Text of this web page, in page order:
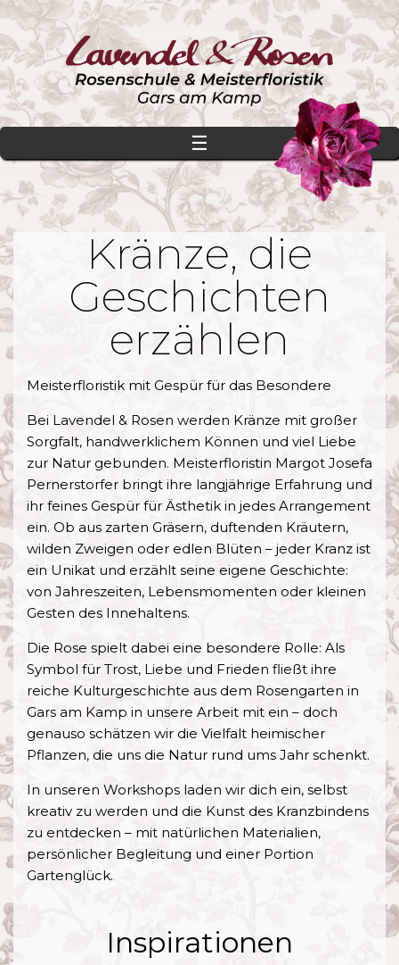
☰
Kränze, die
Geschichten
erzählen
Meisterfloristik mit Gespür für das Besondere
Bei Lavendel & Rosen werden Kränze mit großer
Sorgfalt, handwerklichem Können und viel Liebe
zur Natur gebunden. Meisterfloristin Margot Josefa
Pernerstorfer bringt ihre langjährige Erfahrung und
ihr feines Gespür für Ästhetik in jedes Arrangement
ein. Ob aus zarten Gräsern, duftenden Kräutern,
wilden Zweigen oder edlen Blüten – jeder Kranz ist
ein Unikat und erzählt seine eigene Geschichte:
von Jahreszeiten, Lebensmomenten oder kleinen
Gesten des Innehaltens.
Die Rose spielt dabei eine besondere Rolle: Als
Symbol für Trost, Liebe und Frieden fließt ihre
reiche Kulturgeschichte aus dem Rosengarten in
Gars am Kamp in unsere Arbeit mit ein – doch
genauso schätzen wir die Vielfalt heimischer
Pflanzen, die uns die Natur rund ums Jahr schenkt.
In unseren Workshops laden wir dich ein, selbst
kreativ zu werden und die Kunst des Kranzbindens
zu entdecken – mit natürlichen Materialien,
persönlicher Begleitung und einer Portion
Gartenglück.
Inspirationen